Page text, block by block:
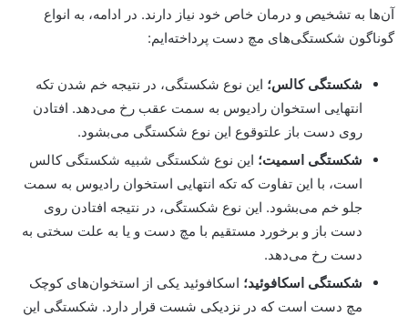
آن‌ها به تشخیص و درمان خاص خود نیاز دارند. در ادامه، به انواع
گوناگون شکستگی‌های مچ دست پرداخته‌ایم:
شکستگی کالس؛ این نوع شکستگی، در نتیجه خم شدن تکه
انتهایی استخوان رادیوس به سمت عقب رخ می‌دهد. افتادن
روی دست باز علتوقوع این نوع شکستگی می‌بشود.
شکستگی اسمیت؛ این نوع شکستگی شبیه شکستگی کالس
است، با این تفاوت که تکه انتهایی استخوان رادیوس به سمت
جلو خم می‌بشود. این نوع شکستگی، در نتیجه افتادن روی
دست باز و برخورد مستقیم با مچ دست و یا به علت سختی به
دست رخ می‌دهد.
شکستگی اسکافوئید؛ اسکافوئید یکی از استخوان‌های کوچک
مچ دست است که در نزدیکی شست قرار دارد. شکستگی این